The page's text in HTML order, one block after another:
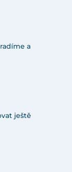
a
ještě